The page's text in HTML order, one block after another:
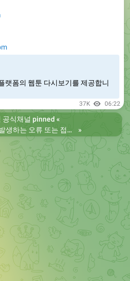
랫폼의 웹툰 다시보기를 제공합니
37K 06:22
공식채널 pinned «
사이트 이용 중 발생하는 오류 또는 접속 불가 현상은 제보 부탁드립니다. 리뉴얼 전의 늑대닷컴을 원하시는 분들은 늑대닷컴2로 이용 바랍니다. 항상 늑대닷컴을 찾아주셔서 감사합니다. 늑대닷컴 주소 https://wfwf435.com 늑대닷컴2 주소 https://wftoon222.com
»